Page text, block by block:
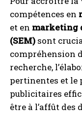
compétences en
et en marketing
(SEM) sont
compréhension
recherche,
pertinentes et le
publicitaires
être à l’affût des